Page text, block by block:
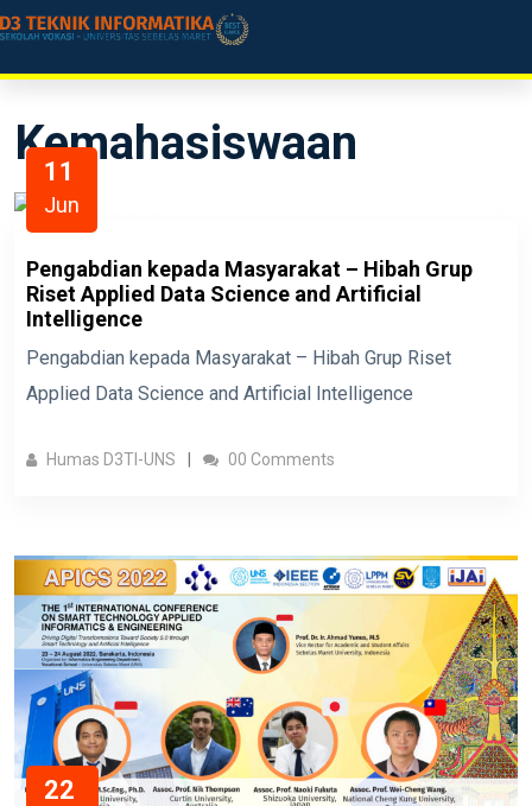
Kemahasiswaan
11
Jun
Pengabdian kepada Masyarakat – Hibah Grup
Riset Applied Data Science and Artificial
Intelligence
Pengabdian kepada Masyarakat – Hibah Grup Riset
Applied Data Science and Artificial Intelligence
Humas D3TI-UNS 00 Comments
22